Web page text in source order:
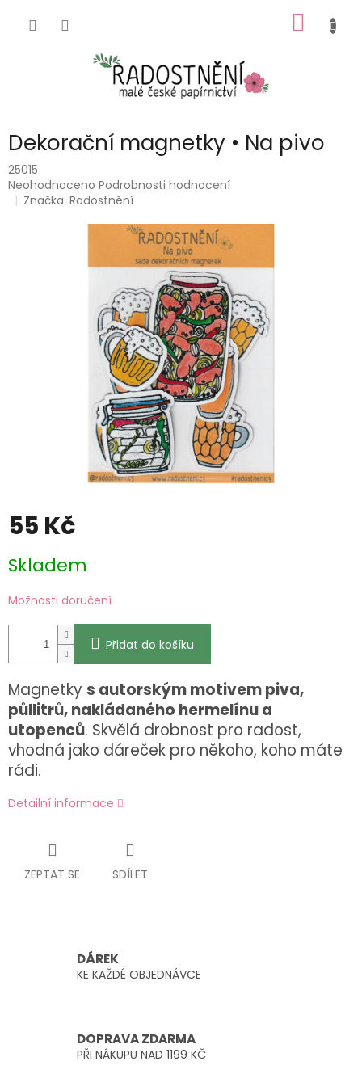
KOŠÍK
Dekorační magnetky • Na pivo
25015
Průměrné
hodnocení
Neohodnoceno Podrobnosti hodnocení
Značka:Radostnění
55 Kč
cena:
Skladem
Možnosti doručení
Přidat do košíku
Magnetky s autorským motivem piva,
půllitrů, nakládaného hermelínu a
utopenců. Skvělá drobnost pro radost,
vhodná jako dáreček pro někoho, koho máte
rádi.
Detailní informace
ZEPTAT SE SDÍLET
DÁREK
KE KAŽDÉ OBJEDNÁVCE
DOPRAVA ZDARMA
PŘI NÁKUPU NAD 1199 KČ